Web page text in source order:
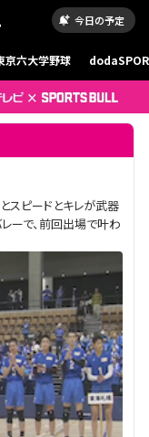
今日の予定
京六大学野球
年）東海大
スピードとキレが武器
ーで、前回出場で叶わ